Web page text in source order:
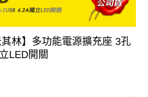
其林】多功能電源擴充座 3孔
LED開關